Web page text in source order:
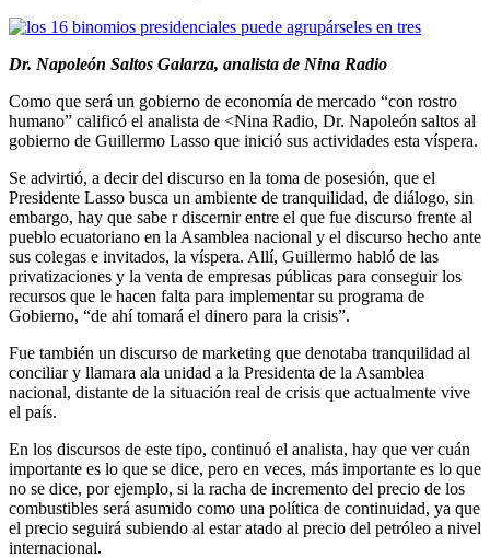
Dr. Napoleón Saltos Galarza, analista de Nina Radio
Como que será un gobierno de economía de mercado “con rostro
humano” calificó el analista de <Nina Radio, Dr. Napoleón saltos al
gobierno de Guillermo Lasso que inició sus actividades esta víspera.
Se advirtió, a decir del discurso en la toma de posesión, que el
Presidente Lasso busca un ambiente de tranquilidad, de diálogo, sin
embargo, hay que sabe r discernir entre el que fue discurso frente al
pueblo ecuatoriano en la Asamblea nacional y el discurso hecho ante
sus colegas e invitados, la víspera. Allí, Guillermo habló de las
privatizaciones y la venta de empresas públicas para conseguir los
recursos que le hacen falta para implementar su programa de
Gobierno, “de ahí tomará el dinero para la crisis”.
Fue también un discurso de marketing que denotaba tranquilidad al
conciliar y llamara ala unidad a la Presidenta de la Asamblea
nacional, distante de la situación real de crisis que actualmente vive
el país.
En los discursos de este tipo, continuó el analista, hay que ver cuán
importante es lo que se dice, pero en veces, más importante es lo que
no se dice, por ejemplo, si la racha de incremento del precio de los
combustibles será asumido como una política de continuidad, ya que
el precio seguirá subiendo al estar atado al precio del petróleo a nivel
internacional.